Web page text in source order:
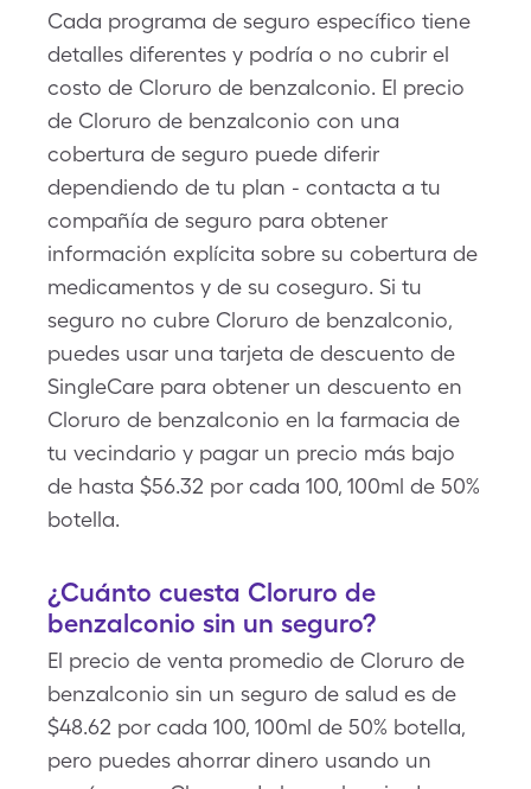
Cada programa de seguro específico tiene
detalles diferentes y podría o no cubrir el
costo de Cloruro de benzalconio. El precio
de Cloruro de benzalconio con una
cobertura de seguro puede diferir
dependiendo de tu plan - contacta a tu
compañía de seguro para obtener
información explícita sobre su cobertura de
medicamentos y de su coseguro. Si tu
seguro no cubre Cloruro de benzalconio,
puedes usar una tarjeta de descuento de
SingleCare para obtener un descuento en
Cloruro de benzalconio en la farmacia de
tu vecindario y pagar un precio más bajo
de hasta $56.32 por cada 100, 100ml de 50%
botella.
¿Cuánto cuesta Cloruro de
benzalconio sin un seguro?
El precio de venta promedio de Cloruro de
benzalconio sin un seguro de salud es de
$48.62 por cada 100, 100ml de 50% botella,
pero puedes ahorrar dinero usando un